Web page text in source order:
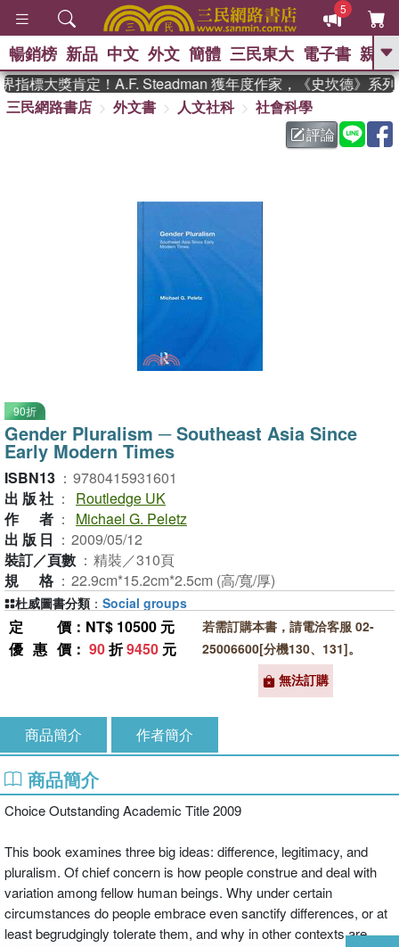
5
GO
熱搜： 東野圭吾 、 高希均教授回憶錄
父親節 、 如果歷
暑期推薦 、 國際布克
偉大的迷走神經
暢銷榜 新品 中文 外文 簡體 三民東大 電子書 親子
標大獎肯定！A.F. Steadman 獲年度作家，《史坎德》系列
三民網路書店
外文書 人文社科
社會科學
評論
90折
Gender Pluralism ─ Southeast Asia Since
Early Modern Times
ISBN13 ： 9780415931601
出版社 ：
Routledge UK
作者 ：
Michael G. Peletz
出版日 ： 2009/05/12
裝訂／頁數 ： 精裝／310頁
規格 ： 22.9cm*15.2cm*2.5cm (高/寬/厚)
定價 ：NT$ 10500 元
優惠價 ： 90折9450 元
若需訂購本書，請電洽客服 02-
25006600[分機130、131]。
無法訂購
杜威圖書分類 ： Social groups
商品簡介 作者簡介
商品簡介
Choice Outstanding Academic Title 2009
This book examines three big ideas: difference, legitimacy, and
pluralism. Of chief concern is how people construe and deal with
variation among fellow human beings. Why under certain
circumstances do people embrace even sanctify differences, or at
least begrudgingly tolerate them, and why in other contexts are